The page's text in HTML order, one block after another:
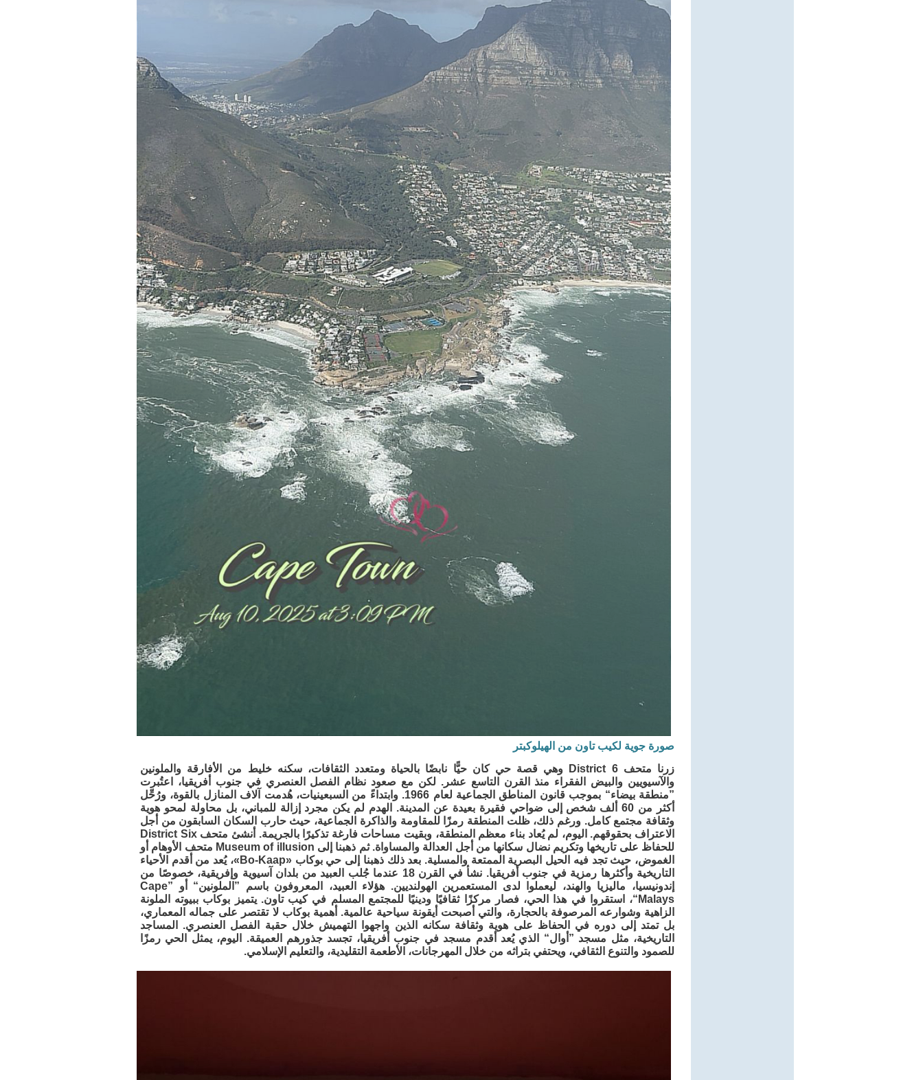
صورة جوية لكيب تاون من الهيلوكبتر
زرنا متحف District 6 وهي قصة حي كان حيًّا نابضًا بالحياة ومتعدد الثقافات، سكنه خليط من الأفارقة والملونين
والآسيويين والبيض الفقراء منذ القرن التاسع عشر. لكن مع صعود نظام الفصل العنصري في جنوب أفريقيا، اعتُبرت
”منطقة بيضاء“ بموجب قانون المناطق الجماعية لعام 1966. وابتداءً من السبعينيات، هُدمت آلاف المنازل بالقوة، ورُحِّل
أكثر من 60 ألف شخص إلى ضواحي فقيرة بعيدة عن المدينة. الهدم لم يكن مجرد إزالة للمباني، بل محاولة لمحو هوية
وثقافة مجتمع كامل. ورغم ذلك، ظلت المنطقة رمزًا للمقاومة والذاكرة الجماعية، حيث حارب السكان السابقون من أجل
الاعتراف بحقوقهم. اليوم، لم يُعاد بناء معظم المنطقة، وبقيت مساحات فارغة تذكيرًا بالجريمة. أنشئ متحف District Six
للحفاظ على تاريخها وتكريم نضال سكانها من أجل العدالة والمساواة. ثم ذهبنا إلى Museum of illusion متحف الأوهام أو
الغموض، حيث تجد فيه الحيل البصرية الممتعة والمسلية. بعد ذلك ذهبنا إلى حي بوكاب «Bo-Kaap»، يُعد من أقدم الأحياء
التاريخية وأكثرها رمزية في جنوب أفريقيا. نشأ في القرن 18 عندما جُلب العبيد من بلدان آسيوية وإفريقية، خصوصًا من
إندونيسيا، ماليزيا والهند، ليعملوا لدى المستعمرين الهولنديين. هؤلاء العبيد، المعروفون باسم ”الملونين“ أو ”Cape
Malays“، استقروا في هذا الحي، فصار مركزًا ثقافيًا ودينيًا للمجتمع المسلم في كيب تاون. يتميز بوكاب ببيوته الملونة
الزاهية وشوارعه المرصوفة بالحجارة، والتي أصبحت أيقونة سياحية عالمية. أهمية بوكاب لا تقتصر على جماله المعماري،
بل تمتد إلى دوره في الحفاظ على هوية وثقافة سكانه الذين واجهوا التهميش خلال حقبة الفصل العنصري. المساجد
التاريخية، مثل مسجد ”أوال“ الذي يُعد أقدم مسجد في جنوب أفريقيا، تجسد جذورهم العميقة. اليوم، يمثل الحي رمزًا
للصمود والتنوع الثقافي، ويحتفي بتراثه من خلال المهرجانات، الأطعمة التقليدية، والتعليم الإسلامي.